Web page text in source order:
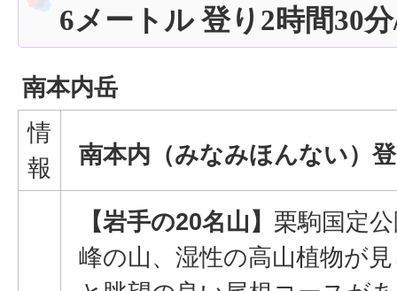
6メートル 登り2時間30
南本内岳
情
報
南本内（みなみほんない）
【岩手の20名山】 栗駒国定
峰の山、湿性の高山植物が